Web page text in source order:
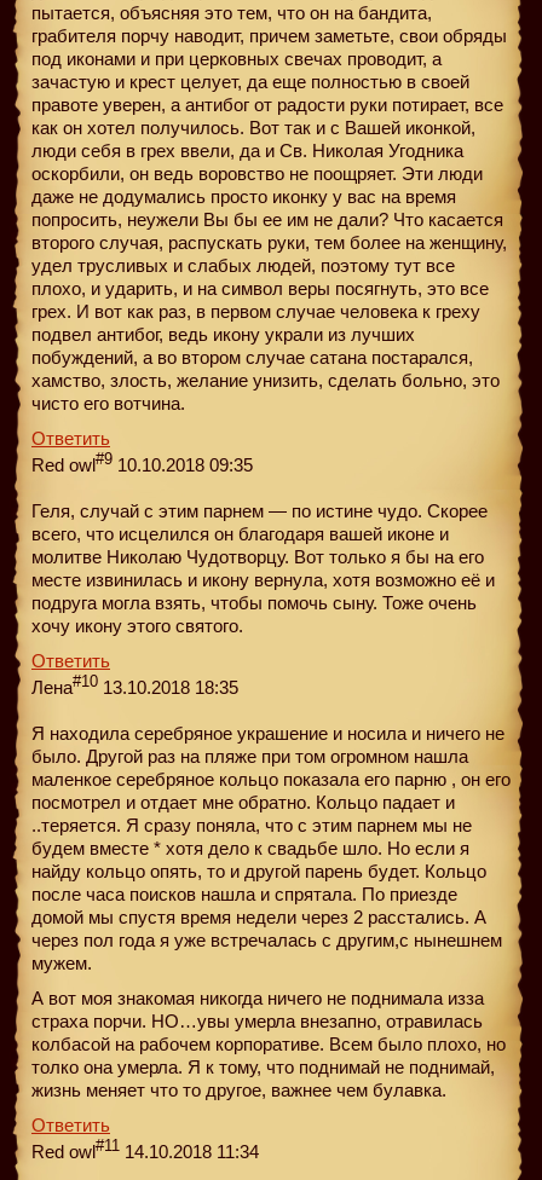
пытается, объясняя это тем, что он на бандита,
грабителя порчу наводит, причем заметьте, свои обряды
под иконами и при церковных свечах проводит, а
зачастую и крест целует, да еще полностью в своей
правоте уверен, а антибог от радости руки потирает, все
как он хотел получилось. Вот так и с Вашей иконкой,
люди себя в грех ввели, да и Св. Николая Угодника
оскорбили, он ведь воровство не поощряет. Эти люди
даже не додумались просто иконку у вас на время
попросить, неужели Вы бы ее им не дали? Что касается
второго случая, распускать руки, тем более на женщину,
удел трусливых и слабых людей, поэтому тут все
плохо, и ударить, и на символ веры посягнуть, это все
грех. И вот как раз, в первом случае человека к греху
подвел антибог, ведь икону украли из лучших
побуждений, а во втором случае сатана постарался,
хамство, злость, желание унизить, сделать больно, это
чисто его вотчина.
Ответить
Red owl#9 10.10.2018 09:35
Геля, случай с этим парнем — по истине чудо. Скорее
всего, что исцелился он благодаря вашей иконе и
молитве Николаю Чудотворцу. Вот только я бы на его
месте извинилась и икону вернула, хотя возможно её и
подруга могла взять, чтобы помочь сыну. Тоже очень
хочу икону этого святого.
Ответить
Лена#10 13.10.2018 18:35
Я находила серебряное украшение и носила и ничего не
было. Другой раз на пляже при том огромном нашла
маленкое серебряное кольцо показала его парню , он его
посмотрел и отдает мне обратно. Кольцо падает и
..теряется. Я сразу поняла, что с этим парнем мы не
будем вместе * хотя дело к свадьбе шло. Но если я
найду кольцо опять, то и другой парень будет. Кольцо
после часа поисков нашла и спрятала. По приезде
домой мы спустя время недели через 2 расстались. А
через пол года я уже встречалась с другим,с нынешнем
мужем.
А вот моя знакомая никогда ничего не поднимала изза
страха порчи. НО…увы умерла внезапно, отравилась
колбасой на рабочем корпоративе. Всем было плохо, но
толко она умерла. Я к тому, что поднимай не поднимай,
жизнь меняет что то другое, важнее чем булавка.
Ответить
Red owl#11 14.10.2018 11:34